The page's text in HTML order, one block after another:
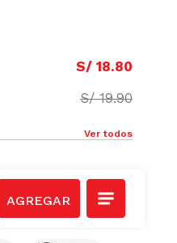
S/ 18.80
S/ 19.90
Ver todos